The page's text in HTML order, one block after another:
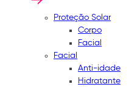
Proteção Solar
Corpo
Facial
Facial
Anti-idade
Hidratante